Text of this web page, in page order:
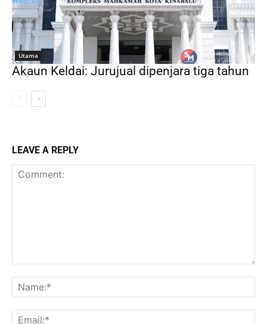
Utama
Akaun Keldai: Jurujual dipenjara tiga tahun
LEAVE A REPLY